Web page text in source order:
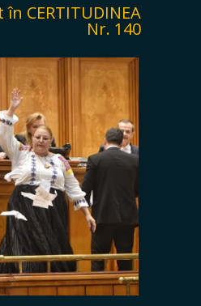
CERTITUDINEA
Nr. 140